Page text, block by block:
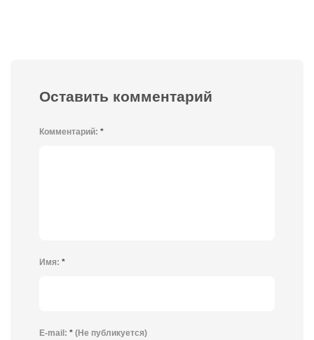
Оставить комментарий
Комментарий: *
Имя: *
E-mail: * (Не публикуется)